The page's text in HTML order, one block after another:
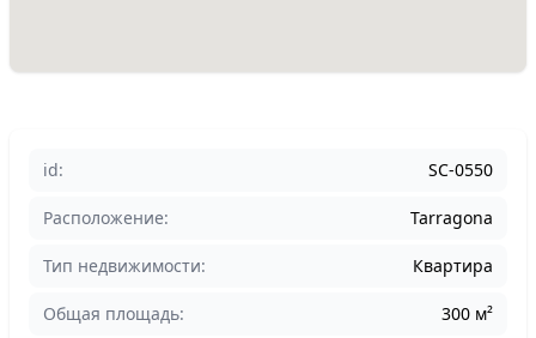
id: SC-0550
Расположение: Tarragona
Тип недвижимости: Квартира
Общая площадь: 300 м²